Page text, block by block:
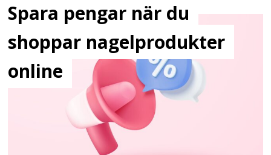
Spara pengar när du
shoppar nagelprodukter
online